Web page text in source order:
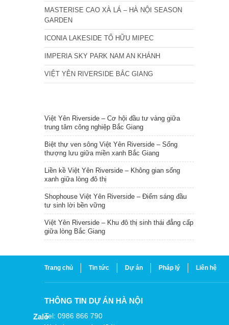
MASTERISE CAO XÀ LÁ – HÀ NỘI SEASON
GARDEN
ICONIA LAKESIDE TỐ HỮU MIPEC
IMPERIA SKY PARK NAM AN KHÁNH
VIỆT YÊN RIVERSIDE BẮC GIANG
Việt Yên Riverside – Cơ hội đầu tư vàng giữa
trung tâm công nghiệp Bắc Giang
Biệt thự ven sông Việt Yên Riverside – Sống
thượng lưu giữa miền xanh Bắc Giang
Liền kề Việt Yên Riverside – Không gian sống
xanh giữa lòng đô thị
Shophouse Việt Yên Riverside – Điểm sáng đầu
tư sinh lời bền vững
Việt Yên Riverside – Khu đô thị sinh thái đẳng cấp
giữa lòng Bắc Giang
Trang chủ Tin tức Dự án Pháp lý Liên hệ
THÔNG TIN DỰ ÁN HÀ NỘI
Tel: 0986 866 790
Zalo